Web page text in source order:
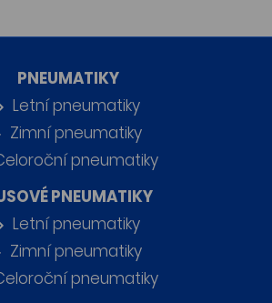
PNEUMATIKY
Letní pneumatiky
Zimní pneumatiky
pneumatiky
PNEUMATIKY
Letní pneumatiky
Zimní pneumatiky
pneumatiky